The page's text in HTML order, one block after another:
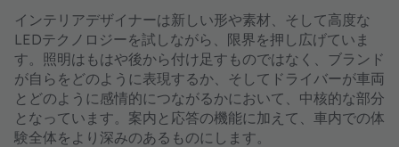
インテリアデザイナーは新しい形や素材、そして高度な
LEDテクノロジーを試しながら、限界を押し広げていま
す。照明はもはや後から付け足すものではなく、ブランド
が自らをどのように表現するか、そしてドライバーが車両
とどのように感情的につながるかにおいて、中核的な部分
となっています。案内と応答の機能に加えて、車内での体
験全体をより深みのあるものにします。